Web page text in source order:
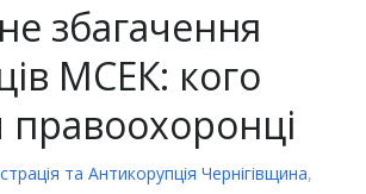
збагачення
МСЕК: кого
та Антикорупцiя Чернігівщина,